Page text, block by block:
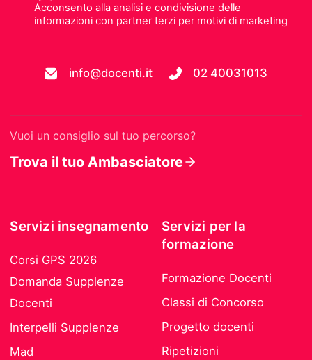
Acconsento alla analisi e condivisione delle
informazioni con partner terzi per motivi di marketing
info@docenti.it 02 40031013
Vuoi un consiglio sul tuo percorso?
Trova il tuo Ambasciatore
Servizi insegnamento
Corsi GPS 2026
Domanda Supplenze
Docenti
Interpelli Supplenze
Mad
Servizi per la
formazione
Formazione Docenti
Classi di Concorso
Progetto docenti
Ripetizioni